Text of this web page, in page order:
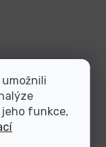
umožnili
funkce,